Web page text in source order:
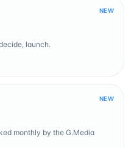
NEW
launch.
NEW
monthly by the G.Media